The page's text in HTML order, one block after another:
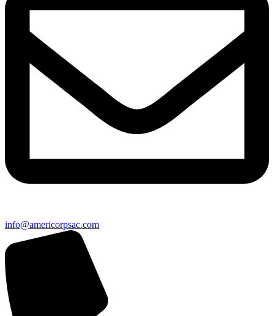
info@americorpsac.com